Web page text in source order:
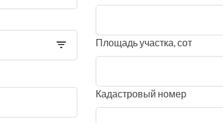
Площадь участка, сот
Кадастровый номер